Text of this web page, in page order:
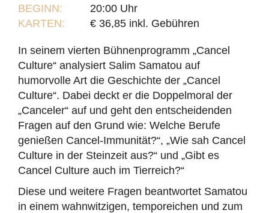
BEGINN:
20:00 Uhr
KARTEN:
€ 36,85 inkl. Gebühren
In seinem vierten Bühnenprogramm „Cancel
Culture“ analysiert Salim Samatou auf
humorvolle Art die Geschichte der „Cancel
Culture“. Dabei deckt er die Doppelmoral der
„Canceler“ auf und geht den entscheidenden
Fragen auf den Grund wie: Welche Berufe
genießen Cancel-Immunität?“, „Wie sah Cancel
Culture in der Steinzeit aus?“ und „Gibt es
Cancel Culture auch im Tierreich?“
Diese und weitere Fragen beantwortet Samatou
in einem wahnwitzigen, temporeichen und zum